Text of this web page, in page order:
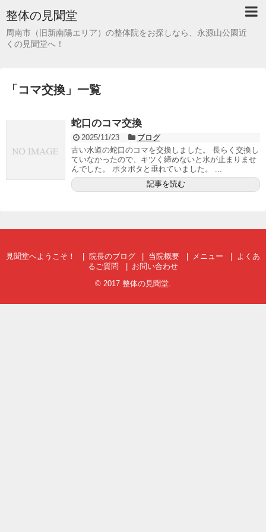
整体の見聞堂
周南市（旧新南陽エリア）の整体院をお探しなら、永源山公園近
くの見聞堂へ！
「 コマ交換 」 一覧
蛇口のコマ交換
2025/11/23
ブログ
古い水道の蛇口のコマを交換しました。 長らく交換し
ていなかったので、キツく締めないと水が止まりませ
んでした。 ポタポタと垂れていました。 ...
記事を読む
見聞堂へようこそ！ 院長のブログ 当院概要 メニュー
よくあ
るご質問
お問い合わせ
© 2017 整体の見聞堂.